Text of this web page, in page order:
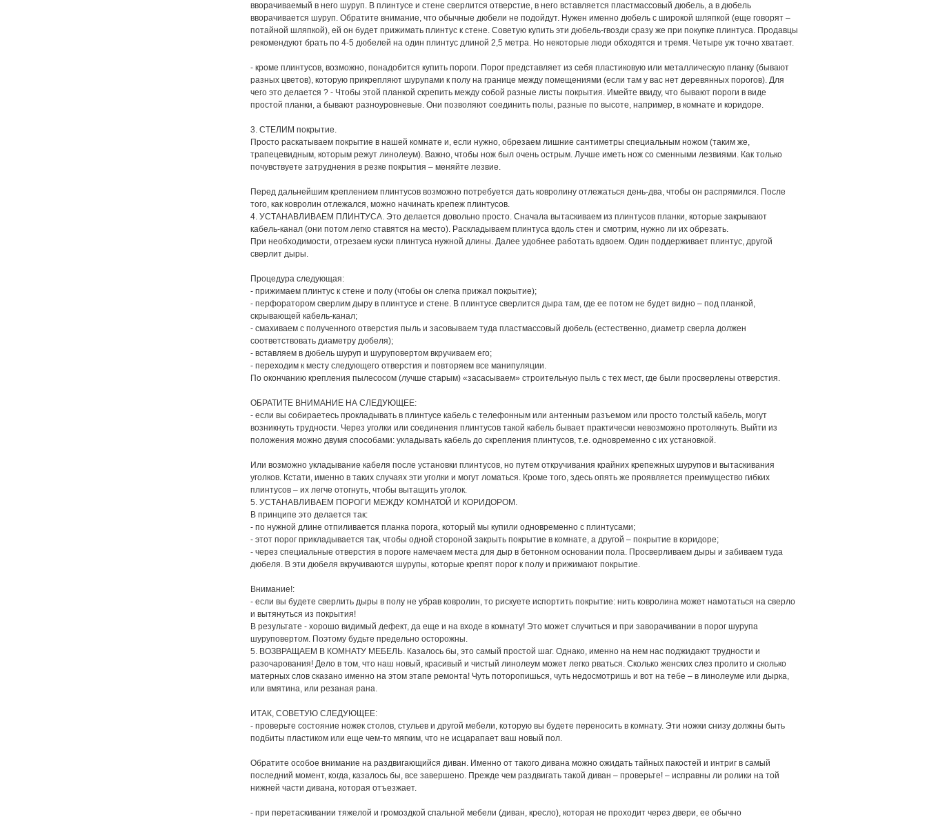
вворачиваемый в него шуруп. В плинтусе и стене сверлится отверстие, в него вставляется пластмассовый дюбель, а в дюбель
вворачивается шуруп. Обратите внимание, что обычные дюбели не подойдут. Нужен именно дюбель с широкой шляпкой (еще говорят –
потайной шляпкой), ей он будет прижимать плинтус к стене. Советую купить эти дюбель-гвозди сразу же при покупке плинтуса. Продавцы
рекомендуют брать по 4-5 дюбелей на один плинтус длиной 2,5 метра. Но некоторые люди обходятся и тремя. Четыре уж точно хватает.
- кроме плинтусов, возможно, понадобится купить пороги. Порог представляет из себя пластиковую или металлическую планку (бывают
разных цветов), которую прикрепляют шурупами к полу на границе между помещениями (если там у вас нет деревянных порогов). Для
чего это делается ? - Чтобы этой планкой скрепить между собой разные листы покрытия. Имейте ввиду, что бывают пороги в виде
простой планки, а бывают разноуровневые. Они позволяют соединить полы, разные по высоте, например, в комнате и коридоре.
3. СТЕЛИМ покрытие.
Просто раскатываем покрытие в нашей комнате и, если нужно, обрезаем лишние сантиметры специальным ножом (таким же,
трапецевидным, которым режут линолеум). Важно, чтобы нож был очень острым. Лучше иметь нож со сменными лезвиями. Как только
почувствуете затруднения в резке покрытия – меняйте лезвие.
Перед дальнейшим креплением плинтусов возможно потребуется дать ковролину отлежаться день-два, чтобы он распрямился. После
того, как ковролин отлежался, можно начинать крепеж плинтусов.
4. УСТАНАВЛИВАЕМ ПЛИНТУСА. Это делается довольно просто. Сначала вытаскиваем из плинтусов планки, которые закрывают
кабель-канал (они потом легко ставятся на место). Раскладываем плинтуса вдоль стен и смотрим, нужно ли их обрезать.
При необходимости, отрезаем куски плинтуса нужной длины. Далее удобнее работать вдвоем. Один поддерживает плинтус, другой
сверлит дыры.
Процедура следующая:
- прижимаем плинтус к стене и полу (чтобы он слегка прижал покрытие);
- перфоратором сверлим дыру в плинтусе и стене. В плинтусе сверлится дыра там, где ее потом не будет видно – под планкой,
скрывающей кабель-канал;
- смахиваем с полученного отверстия пыль и засовываем туда пластмассовый дюбель (естественно, диаметр сверла должен
соответствовать диаметру дюбеля);
- вставляем в дюбель шуруп и шуруповертом вкручиваем его;
- переходим к месту следующего отверстия и повторяем все манипуляции.
По окончанию крепления пылесосом (лучше старым) «засасываем» строительную пыль с тех мест, где были просверлены отверстия.
ОБРАТИТЕ ВНИМАНИЕ НА СЛЕДУЮЩЕЕ:
- если вы собираетесь прокладывать в плинтусе кабель с телефонным или антенным разъемом или просто толстый кабель, могут
возникнуть трудности. Через уголки или соединения плинтусов такой кабель бывает практически невозможно протолкнуть. Выйти из
положения можно двумя способами: укладывать кабель до скрепления плинтусов, т.е. одновременно с их установкой.
Или возможно укладывание кабеля после установки плинтусов, но путем откручивания крайних крепежных шурупов и вытаскивания
уголков. Кстати, именно в таких случаях эти уголки и могут ломаться. Кроме того, здесь опять же проявляется преимущество гибких
плинтусов – их легче отогнуть, чтобы вытащить уголок.
5. УСТАНАВЛИВАЕМ ПОРОГИ МЕЖДУ КОМНАТОЙ И КОРИДОРОМ.
В принципе это делается так:
- по нужной длине отпиливается планка порога, который мы купили одновременно с плинтусами;
- этот порог прикладывается так, чтобы одной стороной закрыть покрытие в комнате, а другой – покрытие в коридоре;
- через специальные отверстия в пороге намечаем места для дыр в бетонном основании пола. Просверливаем дыры и забиваем туда
дюбеля. В эти дюбеля вкручиваются шурупы, которые крепят порог к полу и прижимают покрытие.
Внимание!:
- если вы будете сверлить дыры в полу не убрав ковролин, то рискуете испортить покрытие: нить ковролина может намотаться на сверло
и вытянуться из покрытия!
В результате - хорошо видимый дефект, да еще и на входе в комнату! Это может случиться и при заворачивании в порог шурупа
шуруповертом. Поэтому будьте предельно осторожны.
5. ВОЗВРАЩАЕМ В КОМНАТУ МЕБЕЛЬ. Казалось бы, это самый простой шаг. Однако, именно на нем нас поджидают трудности и
разочарования! Дело в том, что наш новый, красивый и чистый линолеум может легко рваться. Сколько женских слез пролито и сколько
матерных слов сказано именно на этом этапе ремонта! Чуть поторопишься, чуть недосмотришь и вот на тебе – в линолеуме или дырка,
или вмятина, или резаная рана.
ИТАК, СОВЕТУЮ СЛЕДУЮЩЕЕ:
- проверьте состояние ножек столов, стульев и другой мебели, которую вы будете переносить в комнату. Эти ножки снизу должны быть
подбиты пластиком или еще чем-то мягким, что не исцарапает ваш новый пол.
Обратите особое внимание на раздвигающийся диван. Именно от такого дивана можно ожидать тайных пакостей и интриг в самый
последний момент, когда, казалось бы, все завершено. Прежде чем раздвигать такой диван – проверьте! – исправны ли ролики на той
нижней части дивана, которая отъезжает.
- при перетаскивании тяжелой и громоздкой спальной мебели (диван, кресло), которая не проходит через двери, ее обычно